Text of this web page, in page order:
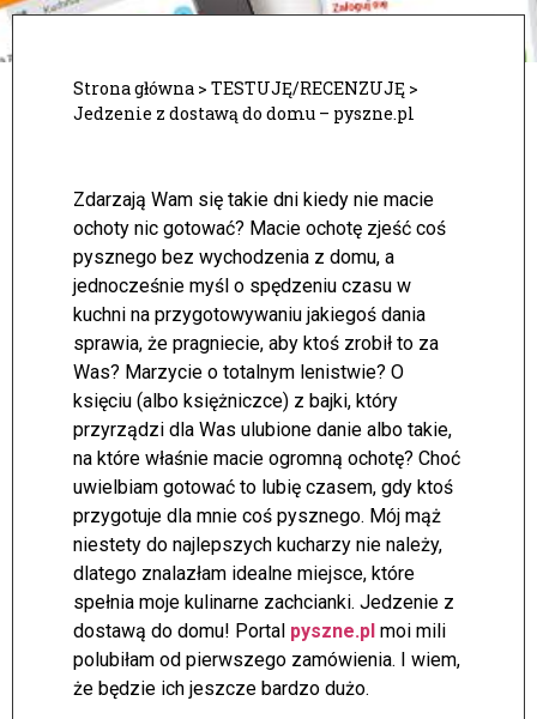
Strona główna > TESTUJĘ/RECENZUJĘ >
Jedzenie z dostawą do domu – pyszne.pl
Zdarzają Wam się takie dni kiedy nie macie
ochoty nic gotować? Macie ochotę zjeść coś
pysznego bez wychodzenia z domu, a
jednocześnie myśl o spędzeniu czasu w
kuchni na przygotowywaniu jakiegoś dania
sprawia, że pragniecie, aby ktoś zrobił to za
Was? Marzycie o totalnym lenistwie? O
księciu (albo księżniczce) z bajki, który
przyrządzi dla Was ulubione danie albo takie,
na które właśnie macie ogromną ochotę? Choć
uwielbiam gotować to lubię czasem, gdy ktoś
przygotuje dla mnie coś pysznego. Mój mąż
niestety do najlepszych kucharzy nie należy,
dlatego znalazłam idealne miejsce, które
spełnia moje kulinarne zachcianki. Jedzenie z
dostawą do domu! Portal pyszne.pl moi mili
polubiłam od pierwszego zamówienia. I wiem,
że będzie ich jeszcze bardzo dużo.